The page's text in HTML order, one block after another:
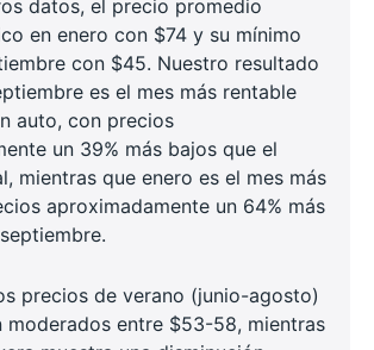
datos, el precio promedio
en enero con $74 y su mínimo
con $45. Nuestro resultado
es el mes más rentable
auto, con precios
un 39% más bajos que el
mientras que enero es el mes más
aproximadamente un 64% más
precios de verano (junio-agosto)
moderados entre $53-58, mientras